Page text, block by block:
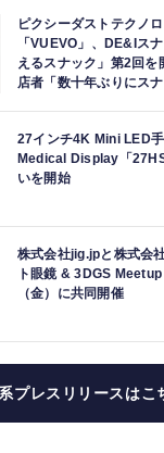
ピクシーダストテクノ
「VUEVO」、DE&Iス
えるスナック」第2回を
店者「数十年ぶりにス
27インチ4K Mini LED
Medical Display「
いを開始
株式会社jig.jpと株式会
ト眼鏡 & 3DGS
（金）に共同開催
プレスリリースはこ